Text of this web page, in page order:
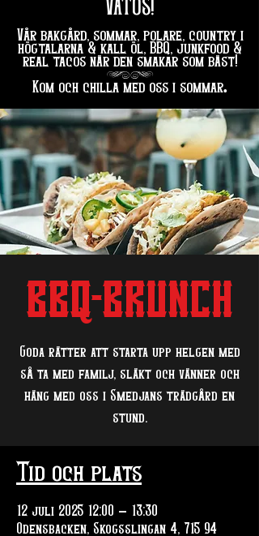
VATOS!
Vår bakgård, sommar, polare, country i
högtalarna & kall öl, BBQ, junkfood &
real tacos när den smakar som bäst!
hg
Kom och chilla med oss i sommar.
BBQ-BRUNCH
Goda rätter att starta upp helgen med
så ta med familj, släkt och vänner och
häng med oss i Smedjans trädgård en
stund.
Tid och plats
12 juli 2025 12:00 – 13:30
Odensbacken, Skogsslingan 4, 715 94